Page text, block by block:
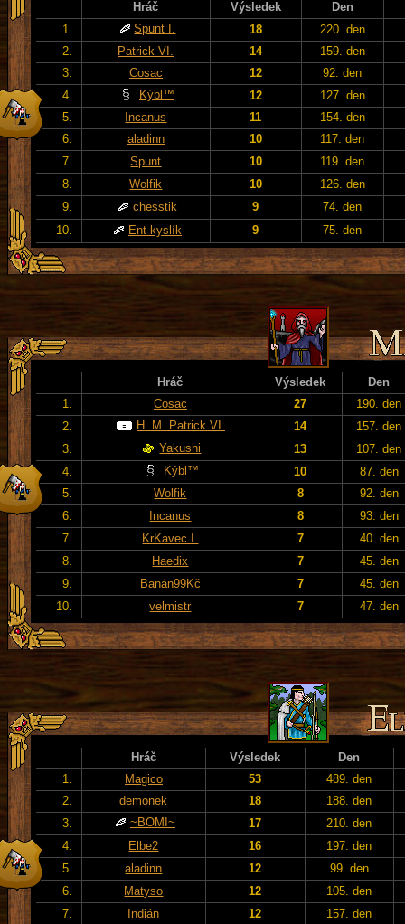
Hráč Výsledek
Den
1.
Spunt I. 18
220. den
2.
Patrick VI. 14
159. den
3.
Cosac 12
92. den
4.
Kýbl™ 12
127. den
5.
Incanus 11
154. den
6.
aladinn 10
117. den
7.
Spunt 10
119. den
8.
Wolfik 10
126. den
9.
chesstik 9
74. den
10.
Ent kyslík 9 75. den
Hráč Výsledek
Den
1.
Cosac 27
190. den
2.
H. M. Patrick VI. 14
157. den
3.
Yakushi 13
107. den
4.
Kýbl™ 10
87. den
5.
Wolfik 8
92. den
6.
Incanus 8
93. den
7.
KrKavec I. 7
40. den
8.
Haedix 7
45. den
9.
Banán99Kč 7
45. den
10.
velmistr 7 47. den
Hráč Výsledek
Den
1.
Magico 53
489. den
2.
demonek 18
188. den
3.
~BOMI~ 17
210. den
4.
Elbe2 16
197. den
5.
aladinn 12
99. den
6.
Matyso 12
105. den
7.
Indián 12
157. den